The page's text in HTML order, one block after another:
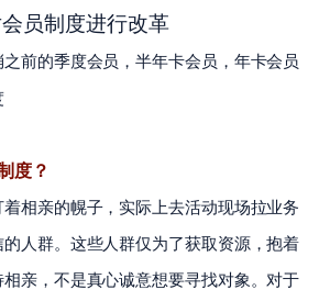
员制度进行改革
之前的季度会员，半年卡会员，年卡会员
度？
相亲的幌子，实际上去活动现场拉业务
人群。这些人群仅为了获取资源，抱着
亲，不是真心诚意想要寻找对象。对于